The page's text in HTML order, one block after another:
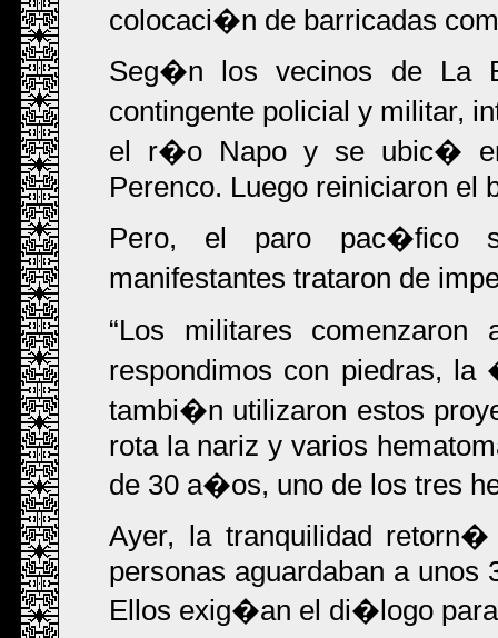
colocaci�n de barricadas
Seg�n los vecinos de La
contingente policial y militar,
el r�o Napo y se ubic� en
Perenco. Luego reiniciaron el
Pero, el paro pac�fico
manifestantes trataron de
Los militares
respondimos con piedras,
tambi�n utilizaron estos
rota la nariz y varios
de 30 a�os, uno de los tres
Ayer, la tranquilidad
personas aguardaban a unos
Ellos exig�an el di�logo